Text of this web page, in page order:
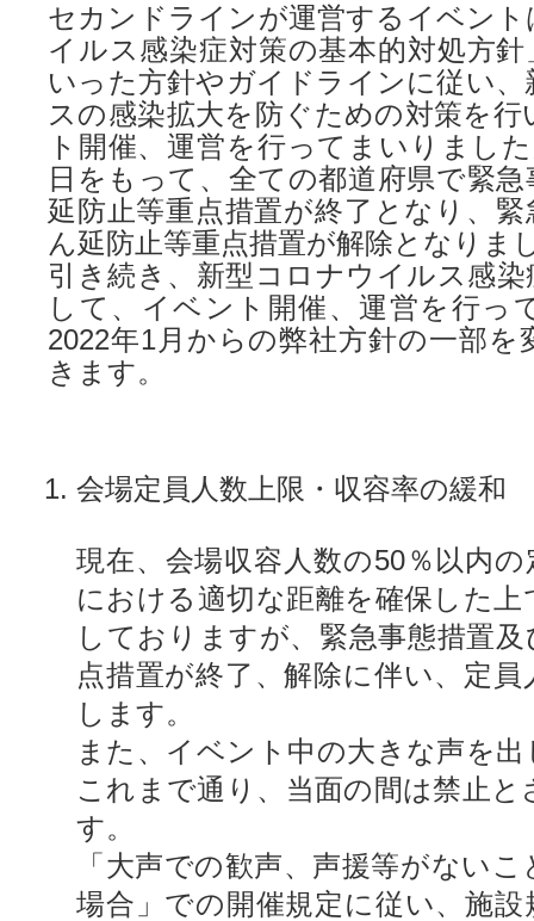
セカンドラインが運営するイベン
イルス感染症対策の基本的対処方
いった方針やガイドラインに従い
スの感染拡大を防ぐための対策を
ト開催、運営を行ってまいりまし
日をもって、全ての都道府県で緊
延防止等重点措置が終了となり、
ん延防止等重点措置が解除となりま
引き続き、新型コロナウイルス感
して、イベント開催、運営を行っ
2022年1月からの弊社方針の一部を
きます。
会場定員人数上限・収容率の緩和
現在、会場収容人数の50％以内
における適切な距離を確保した
しておりますが、緊急事態措置
点措置が終了、解除に伴い、定
します。
また、イベント中の大きな声を
これまで通り、当面の間は禁止
す。
「大声での歓声、声援等がない
場合」での開催規定に従い、施